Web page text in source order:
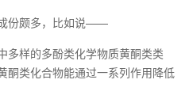
份颇多，比如说——
多样的多酚类化学物质黄酮类类
酮类化合物能通过一系列作用降低